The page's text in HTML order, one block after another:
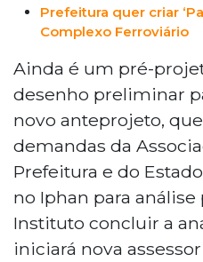
Prefeitura quer criar
Complexo Ferroviário
Ainda é um pré-
desenho preliminar
novo anteprojeto,
demandas da
Prefeitura e do
no Iphan para
Instituto concluir a
iniciará nova